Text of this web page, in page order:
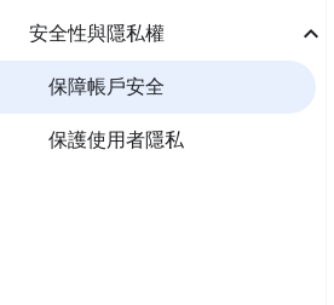
安全性與隱私權
保障帳戶安全
保護使用者隱私